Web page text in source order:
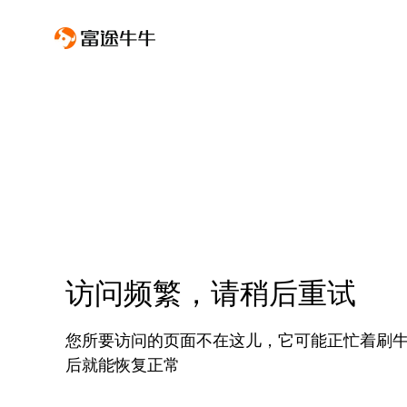
访问频繁，请稍后重试
您所要访问的页面不在这儿，它可能正忙着刷
后就能恢复正常